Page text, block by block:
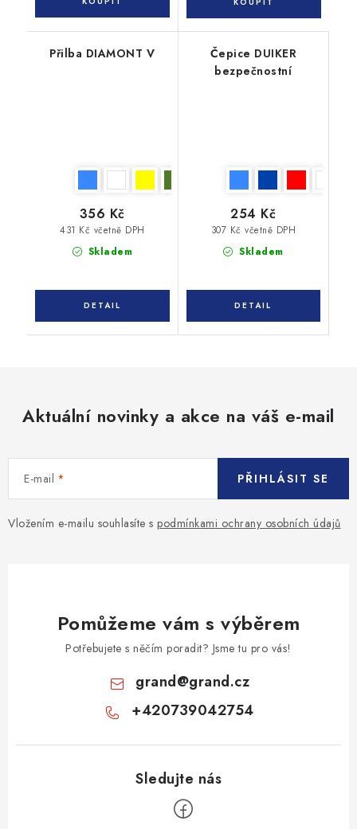
Přilba DIAMONT V
Skladem
431 Kč včetně DPH
356 Kč
Čepice DUIKER
bezpečnostní
Skladem
307 Kč včetně DPH
254 Kč
Aktuální novinky a akce na váš e-mail
E-mail
Vložením e-mailu souhlasíte s podmínkami ochrany osobních údajů
PŘIHLÁSIT SE
Pomůžeme vám s výběrem
Potřebujete s něčím poradit? Jsme tu pro vás!
grand@grand.cz
+420739042754